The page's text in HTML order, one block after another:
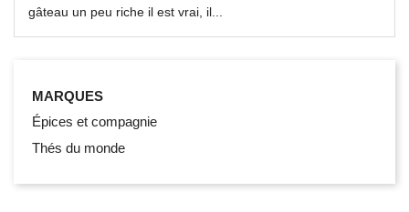
gâteau un peu riche il est vrai, il...
MARQUES
Épices et compagnie
Thés du monde